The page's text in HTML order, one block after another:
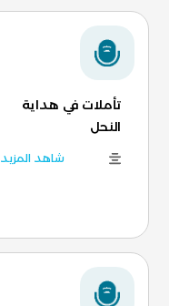
تأملات في هداية
النحل
شاهد المزيد